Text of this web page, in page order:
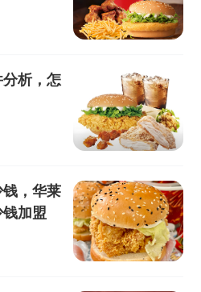
析，怎
，华莱
加盟